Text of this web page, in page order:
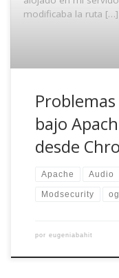
modificaba la ruta […]
bajo
desde
Apache Audio
Modsecurity
por eugeniabahit